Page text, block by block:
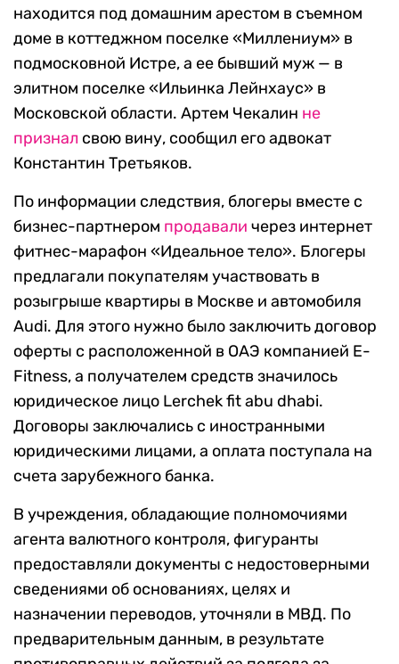
находится под домашним арестом в съемном
доме в коттеджном поселке «Миллениум» в
подмосковной Истре, а ее бывший муж — в
элитном поселке «Ильинка Лейнхаус» в
Московской области. Артем Чекалин не
признал свою вину, сообщил его адвокат
Константин Третьяков.
По информации следствия, блогеры вместе с
бизнес-партнером продавали через интернет
фитнес-марафон «Идеальное тело». Блогеры
предлагали покупателям участвовать в
розыгрыше квартиры в Москве и автомобиля
Audi. Для этого нужно было заключить договор
оферты с расположенной в ОАЭ компанией E-
Fitness, а получателем средств значилось
юридическое лицо Lerchek fit abu dhabi.
Договоры заключались с иностранными
юридическими лицами, а оплата поступала на
счета зарубежного банка.
В учреждения, обладающие полномочиями
агента валютного контроля, фигуранты
предоставляли документы с недостоверными
сведениями об основаниях, целях и
назначении переводов, уточняли в МВД. По
предварительным данным, в результате